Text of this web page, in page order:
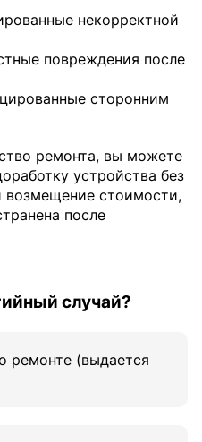
некорректной
повреждения после
сторонним
ремонта, вы можете
устройства без
возмещение стоимости,
после
случай?
ремонте (выдается